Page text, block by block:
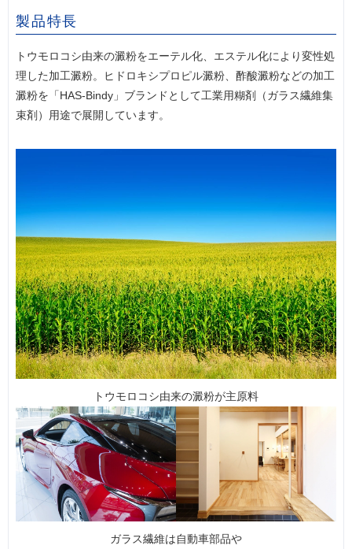
製品特長
トウモロコシ由来の澱粉をエーテル化、エステル化により変性処
理した加工澱粉。
ヒドロキシプロピル澱粉、酢酸澱粉などの加工
澱粉を「HAS-Bindy」ブランドとして工業用糊剤（ガラス繊維集
束剤）用途で展開しています。
トウモロコシ由来の澱粉が主原料
ガラス繊維は自動車部品や